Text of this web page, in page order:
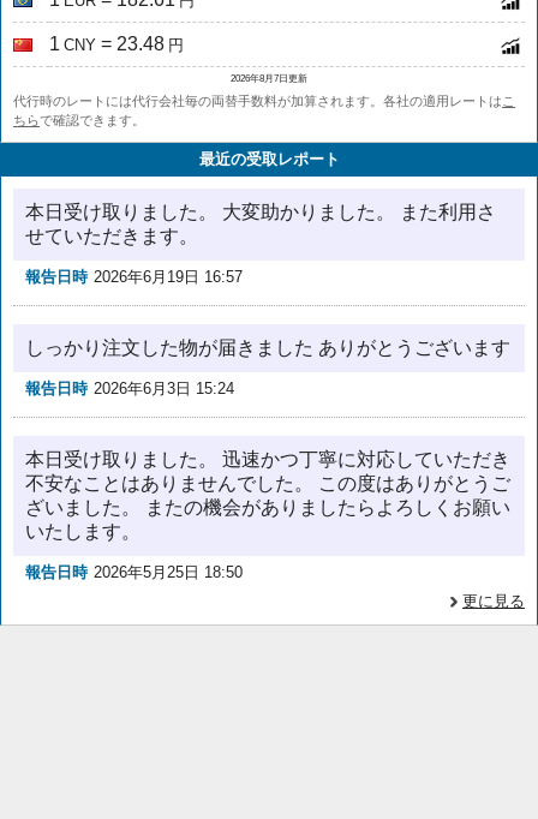
1 CNY = 23.48 円
2026年8月7日更新
代行時のレートには代行会社毎の両替手数料が加算されます。各社の適用レートは こ
ちらで確認できます。
最近の受取レポート
本日受け取りました。 大変助かりました。 また利用さ
せていただきます。
報告日時 2026年6月19日 16:57
しっかり注文した物が届きました ありがとうございます
報告日時 2026年6月3日 15:24
本日受け取りました。 迅速かつ丁寧に対応していただき
不安なことはありませんでした。 この度はありがとうご
ざいました。 またの機会がありましたらよろしくお願い
いたします。
報告日時 2026年5月25日 18:50
更に見る